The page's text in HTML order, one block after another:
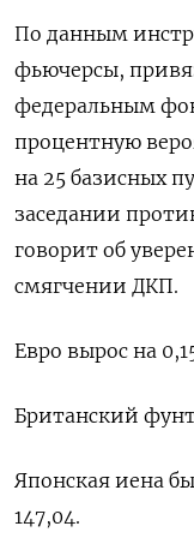
По данным
фьючерсы,
федеральным
процентную
на 25 базисных
заседании
говорит об
смягчении ДКП.
Евро вырос на
Британский фунт
Японская иена
147,04.